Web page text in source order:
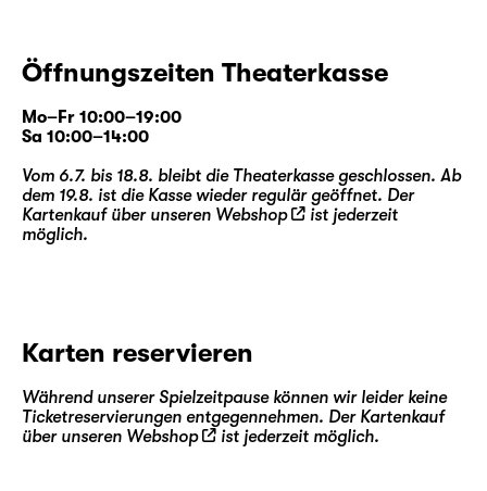
Öffnungszeiten Theaterkasse
Mo–Fr 10:00–19:00
Sa 10:00–14:00
Vom 6.7. bis 18.8. bleibt die Theaterkasse geschlossen. Ab
dem 19.8. ist die Kasse wieder regulär geöffnet. Der
Kartenkauf über unseren Webshop
ist jederzeit
möglich.
Karten reservieren
Während unserer Spielzeitpause können wir leider keine
Ticketreservierungen entgegennehmen. Der Kartenkauf
über unseren Webshop ist jederzeit möglich.